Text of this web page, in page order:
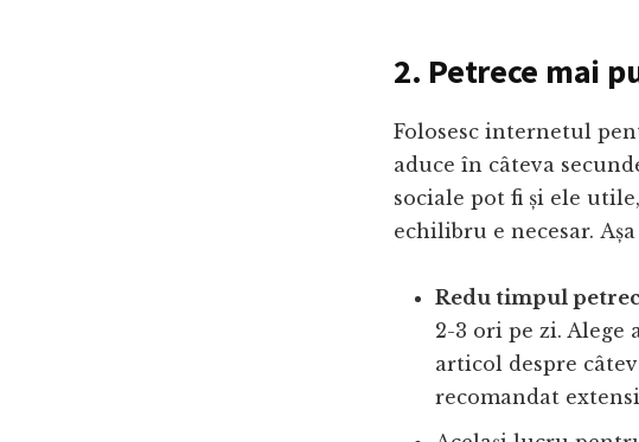
2. Petrece mai
Folosesc internetul
aduce în câteva
sociale pot fi și ele
echilibru e necesar. Așa
Redu timpul
2-3 ori pe zi. Alege
articol despre
recomandat